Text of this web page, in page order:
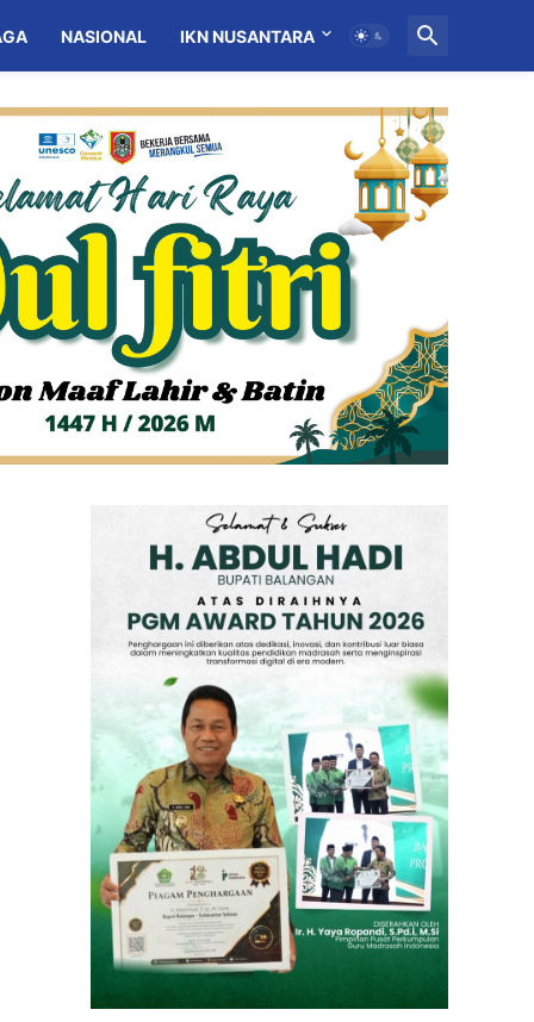
NASIONAL IKN NUSANTARA MITRA